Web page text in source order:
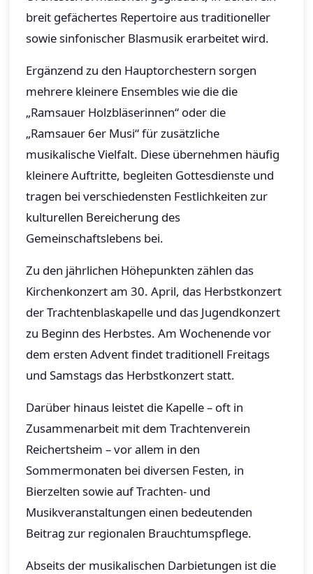
breit gefächertes Repertoire aus traditioneller
sowie sinfonischer Blasmusik erarbeitet wird.
Ergänzend zu den Hauptorchestern sorgen
mehrere kleinere Ensembles wie die die
„Ramsauer Holzbläserinnen“ oder die
„Ramsauer 6er Musi“ für zusätzliche
musikalische Vielfalt. Diese übernehmen häufig
kleinere Auftritte, begleiten Gottesdienste und
tragen bei verschiedensten Festlichkeiten zur
kulturellen Bereicherung des
Gemeinschaftslebens bei.
Zu den jährlichen Höhepunkten zählen das
Kirchenkonzert am 30. April, das Herbstkonzert
der Trachtenblaskapelle und das Jugendkonzert
zu Beginn des Herbstes. Am Wochenende vor
dem ersten Advent findet traditionell Freitags
und Samstags das Herbstkonzert statt.
Darüber hinaus leistet die Kapelle – oft in
Zusammenarbeit mit dem Trachtenverein
Reichertsheim – vor allem in den
Sommermonaten bei diversen Festen, in
Bierzelten sowie auf Trachten- und
Musikveranstaltungen einen bedeutenden
Beitrag zur regionalen Brauchtumspflege.
Abseits der musikalischen Darbietungen ist die